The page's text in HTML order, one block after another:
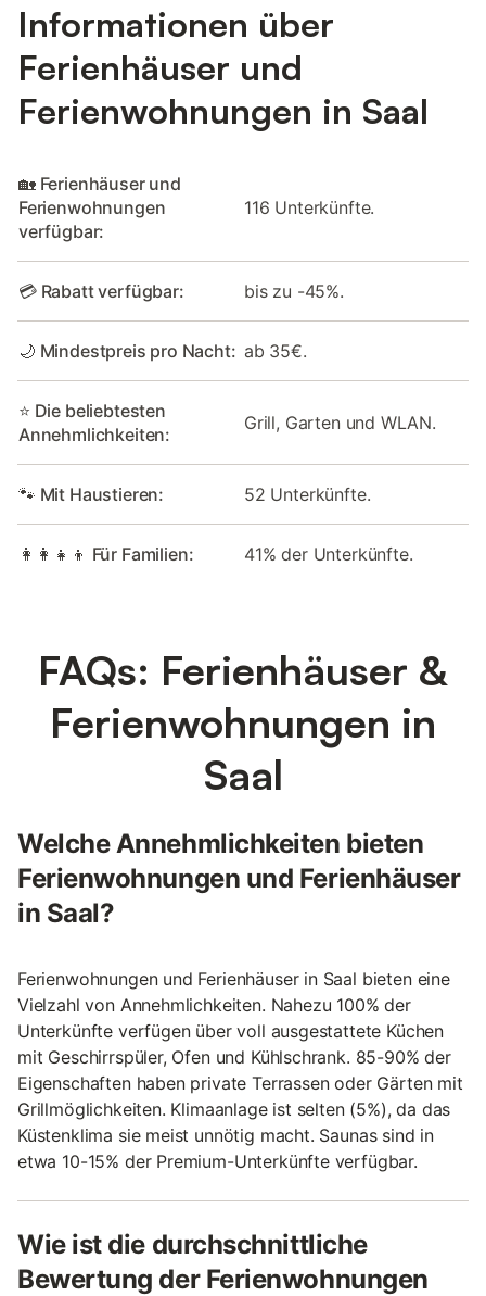
Informationen über
Ferienhäuser und
Ferienwohnungen in Saal
🏡 Ferienhäuser und
Ferienwohnungen
verfügbar:
116 Unterkünfte.
💳 Rabatt verfügbar: bis zu -45%.
🌙 Mindestpreis pro Nacht: ab 35€.
⭐ Die beliebtesten
Annehmlichkeiten:
Grill, Garten und WLAN.
🐾 Mit Haustieren: 52 Unterkünfte.
👩‍👩‍👧‍👦 Für Familien: 41% der Unterkünfte.
FAQs: Ferienhäuser &
Ferienwohnungen in
Saal
Welche Annehmlichkeiten bieten
Ferienwohnungen und Ferienhäuser
in Saal?
Ferienwohnungen und Ferienhäuser in Saal bieten eine
Vielzahl von Annehmlichkeiten. Nahezu 100% der
Unterkünfte verfügen über voll ausgestattete Küchen
mit Geschirrspüler, Ofen und Kühlschrank. 85-90% der
Eigenschaften haben private Terrassen oder Gärten mit
Grillmöglichkeiten. Klimaanlage ist selten (5%), da das
Küstenklima sie meist unnötig macht. Saunas sind in
etwa 10-15% der Premium-Unterkünfte verfügbar.
Wie ist die durchschnittliche
Bewertung der Ferienwohnungen